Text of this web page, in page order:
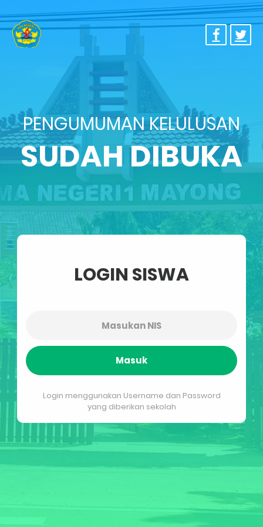
PENGUMUMAN KELULUSAN
SUDAH DIBUKA
LOGIN SISWA
Masuk
Login menggunakan Username dan Password
yang diberikan sekolah